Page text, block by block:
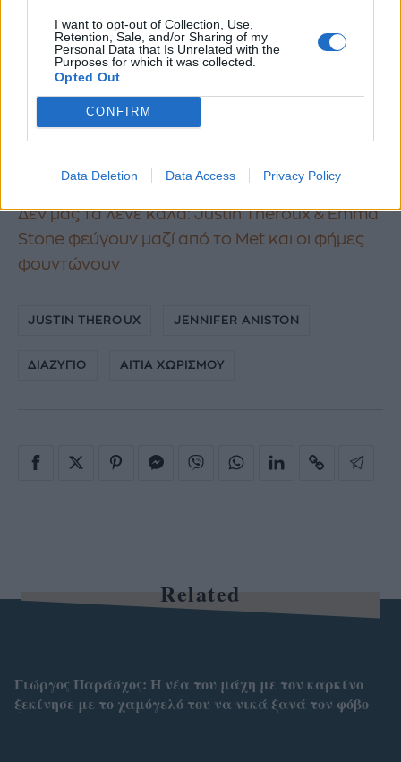
I want to opt-out of Collection, Use,
Retention, Sale, and/or Sharing of my
Personal Data that Is Unrelated with the
Purposes for which it was collected.
Opted Out
CONFIRM
Data Deletion Data Access Privacy Policy
αναγνωρίσουμε την θέληση και την υπομονή –
και επιμονή- να κρατήσει ζωντανό τον γάμο
της και ας μην είχε το επιθυμητό αποτέλεσμα.
Justin, να ξέρεις δεν σε συμπαθούμε και πολύ
πια.
Διάβασε ακόμη:
Δεν μας τα λένε καλά: Justin Theroux & Emma
Stone φεύγουν μαζί από το Met και οι φήμες
φουντώνουν
JUSTIN THEROUX JENNIFER ANISTON
ΔΙΑΖΥΓΙΟ ΑΙΤΙΑ ΧΩΡΙΣΜΟΥ
Related
Γιώργος Παράσχος: Η νέα του μάχη με τον καρκίνο
ξεκίνησε με το χαμόγελό του να νικά ξανά τον φόβο